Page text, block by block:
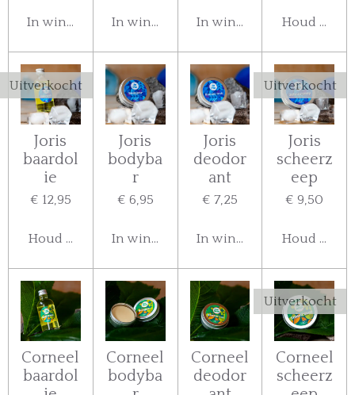
In winkelwagenIn winkelwagenIn winkelwagenHoud mij
Uitverkocht
Joris
baardol
ie
€ 12,95
Houd mij op de hoogte
Joris
bodyba
r
€ 6,95
In winkelwagen
Joris
deodor
ant
€ 7,25
In winkelwagen
Uitverkocht
Joris
scheerz
eep
€ 9,50
Houd mij
Corneel
baardol
Corneel
bodyba
Corneel
deodor
Uitverkocht
Corneel
scheerz